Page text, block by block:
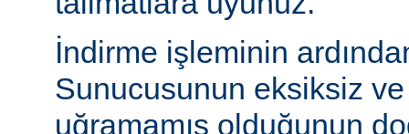
İndirme işleminin
Sunucusunun eksiksiz
uğramamış olduğunun